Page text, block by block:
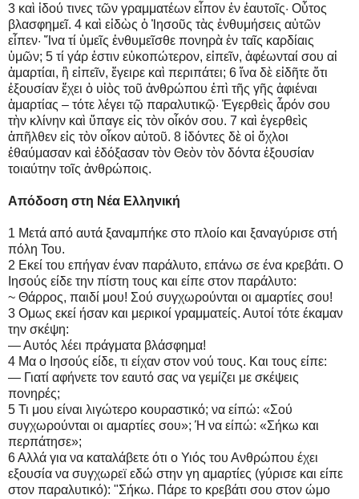
3 καὶ ἰδού τινες τῶν γραμματέων εἶπον ἐν ἑαυτοῖς· Οὗτος
βλασφημεῖ. 4 καὶ εἰδὼς ὁ Ἰησοῦς τὰς ἐνθυμήσεις αὐτῶν
εἶπεν· Ἵνα τί ὑμεῖς ἐνθυμεῖσθε πονηρὰ ἐν ταῖς καρδίαις
ὑμῶν; 5 τί γάρ ἐστιν εὐκοπώτερον, εἰπεῖν, ἀφέωνταί σου αἱ
ἁμαρτίαι, ἢ εἰπεῖν, ἔγειρε καὶ περιπάτει; 6 ἵνα δὲ εἰδῆτε ὅτι
ἐξουσίαν ἔχει ὁ υἱὸς τοῦ ἀνθρώπου ἐπὶ τῆς γῆς ἀφιέναι
ἁμαρτίας – τότε λέγει τῷ παραλυτικῷ· Ἐγερθεὶς ἆρόν σου
τὴν κλίνην καὶ ὕπαγε εἰς τὸν οἶκόν σου. 7 καὶ ἐγερθεὶς
ἀπῆλθεν εἰς τὸν οἶκον αὐτοῦ. 8 ἰδόντες δὲ οἱ ὄχλοι
ἐθαύμασαν καὶ ἐδόξασαν τὸν Θεὸν τὸν δόντα ἐξουσίαν
τοιαύτην τοῖς ἀνθρώποις.
Απόδοση στη Νέα Ελληνική
1 Μετά από αυτά ξαναμπήκε στο πλοίο και ξαναγύρισε στή
πόλη Του.
2 Εκεί του επήγαν έναν παράλυτο, επάνω σε ένα κρεβάτι. Ο
Ιησούς είδε την πίστη τους και είπε στον παράλυτο:
~ Θάρρος, παιδί μου! Σού συγχωρούνται οι αμαρτίες σου!
3 Ομως εκεί ήσαν και μερικοί γραμματείς. Αυτοί τότε έκαμαν
την σκέψη:
— Αυτός λέει πράγματα βλάσφημα!
4 Μα ο Ιησούς είδε, τι είχαν στον νού τους. Και τους είπε:
— Γιατί αφήνετε τον εαυτό σας να γεμίζει με σκέψεις
πονηρές;
5 Τι μου είναι λιγώτερο κουραστικό; να είπώ: «Σού
συγχωρούνται οι αμαρτίες σου»; Ή να είπώ: «Σήκω και
περπάτησε»;
6 Αλλά για να καταλάβετε ότι ο Υιός του Ανθρώπου έχει
εξουσία να συγχωρεϊ εδώ στην γη αμαρτίες (γύρισε και είπε
στον παραλυτικό): "Σήκω. Πάρε το κρεβάτι σου στον ώμο